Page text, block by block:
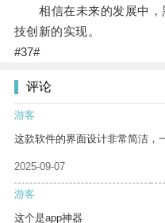
相信在未来的发展中，
技创新的实现。
#37#
评论
游客
这款软件的界面设计非常简洁，
2025-09-07
游客
这个是app神器